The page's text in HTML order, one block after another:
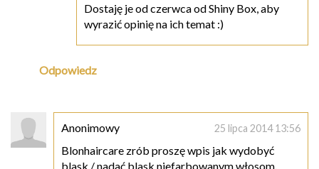
Dostaję je od czerwca od Shiny Box, aby
wyrazić opinię na ich temat :)
Odpowiedz
Anonimowy 25 lipca 2014 13:56
Blonhaircare zrób proszę wpis jak wydobyć
blask / nadać blask niefarbowanym włosom.